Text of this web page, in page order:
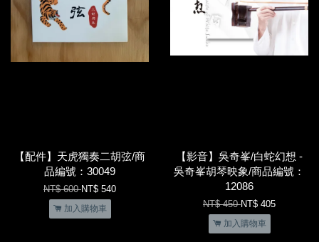
【配件】天虎獨奏二胡弦/商
品編號：30049
NT$ 600NT$ 540
加入購物車
【影音】吳奇峯/白蛇幻想 -
吳奇峯胡琴映象/商品編號：
12086
NT$ 450NT$ 405
加入購物車